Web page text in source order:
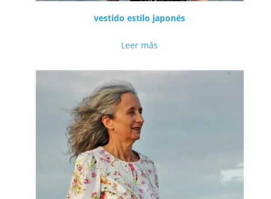
vestido estilo japonés
Leer más